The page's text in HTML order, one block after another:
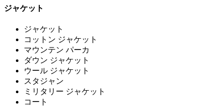
ジャケット
ジャケット
コットン ジャケット
マウンテン パーカ
ダウン ジャケット
ウール ジャケット
スタジャン
ミリタリー ジャケット
コート